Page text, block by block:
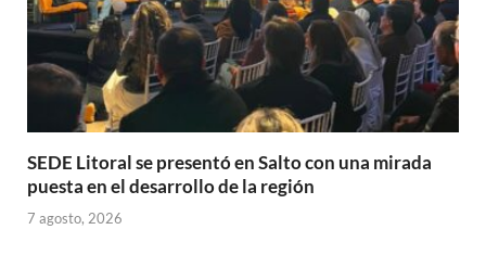
SEDE Litoral se presentó en Salto con una mirada
puesta en el desarrollo de la región
7 agosto, 2026